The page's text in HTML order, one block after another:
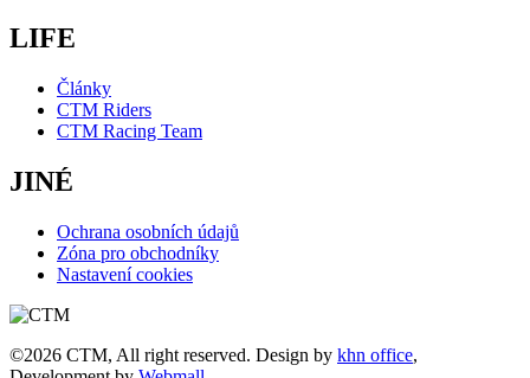
LIFE
Články
CTM Riders
CTM Racing Team
JINÉ
Ochrana osobních údajů
Zóna pro obchodníky
Nastavení cookies
©2026 CTM, All right reserved. Design by khn office,